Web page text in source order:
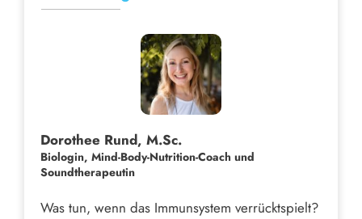
Dorothee Rund, M.Sc.
Biologin, Mind-Body-Nutrition-Coach und
Soundtherapeutin
Was tun, wenn das Immunsystem verrücktspielt?